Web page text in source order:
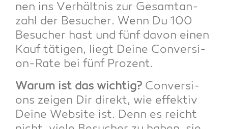
nen ins Ver­hält­nis zur Gesamt­an­
zahl der Besu­cher. Wenn Du 100
Besu­cher hast und fünf davon einen
Kauf täti­gen, liegt Dei­ne Con­ver­si­
on-Rate bei fünf Prozent.
War­um ist das wich­tig? Con­ver­si­
ons zei­gen Dir direkt, wie effek­tiv
Dei­ne Web­site ist. Denn es reicht